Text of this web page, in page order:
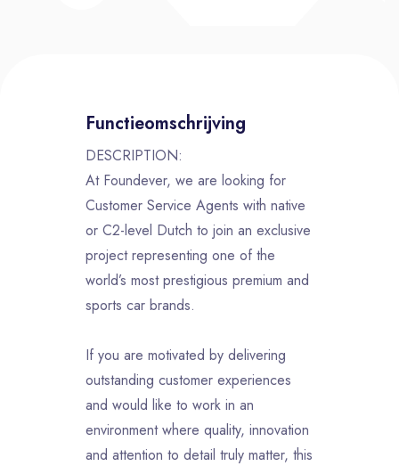
Functieomschrijving
DESCRIPTION:
At Foundever, we are looking for
Customer Service Agents with native
or C2-level Dutch to join an exclusive
project representing one of the
world’s most prestigious premium and
sports car brands.
If you are motivated by delivering
outstanding customer experiences
and would like to work in an
environment where quality, innovation
and attention to detail truly matter, this